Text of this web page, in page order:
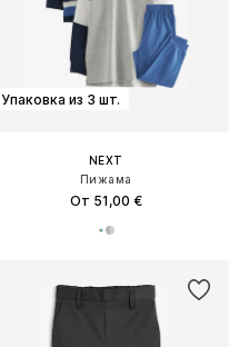
Упаковка из 3 шт.
NEXT
Пижама
От 51,00 €